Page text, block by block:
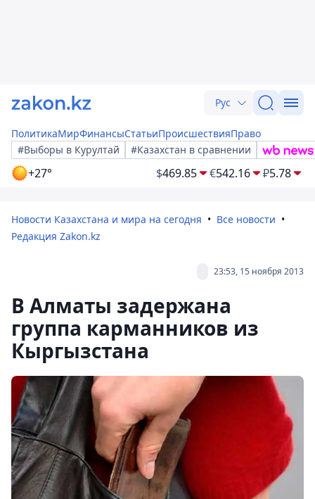
Рус
ПолитикаМирФинансыСтатьиПроисшествияПраво
#Выборы в Курултай
#Казахстан в сравнении
+27° $469.85 €542.16 ₽5.78
Новости Казахстана и мира на сегодня
Все новости
Редакция Zakon.kz
23:53, 15 ноября 2013
В Алматы задержана
группа карманников из
Кыргызстана